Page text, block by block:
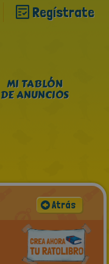
Regístrate
MI TABLÓN
DE ANUNCIOS
Atrás